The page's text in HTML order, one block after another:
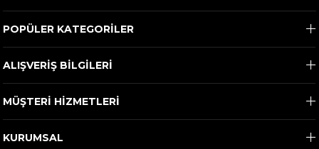
POPÜLER KATEGORİLER
ALIŞVERİŞ BİLGİLERİ
MÜŞTERİ HİZMETLERİ
KURUMSAL